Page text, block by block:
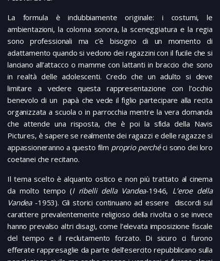
La formula è indubbiamente originale: i costumi, le
ambientazioni, la colonna sonora, la sceneggiatura e la regia
sono professionali ma c’è bisogno di un momento di
adattamento quando si vedono dei ragazzini con il fucile che si
lanciano all’attacco o mamme con lattanti in braccio che sono
in realtà delle adolescenti. Credo che un adulto si deve
limitare a vedere questa rappresentazione con l’occhio
benevolo di un papà che vede il figlio partecipare alla recita
organizzata a scuola o in parrocchia mentre la vera domanda
che attende una risposta, che è poi la sfida della Navis
Pictures, è sapere se realmente dei ragazzi e delle ragazze si
appassioneranno a questo film proprio perchéci sono dei loro
coetanei che recitano.
Il tema scelto è alquanto ostico e non più trattato al cinema
da molto tempo (I ribelli della Vandea-1946, L’eroe della
Vandea-1953). Gli storici continuano ad essere discordi sul
carattere prevalentemente religioso della rivolta o se invece
hanno prevalso altri disagi, come l’elevata imposizione fiscale
del tempo e il reclutamento forzato. Di sicuro ci furono
efferate rappresaglie da parte dell’esercito repubblicano sulla